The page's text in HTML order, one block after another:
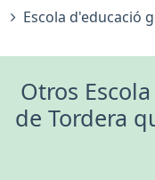
Escola d'educació
Otros
de Tordera